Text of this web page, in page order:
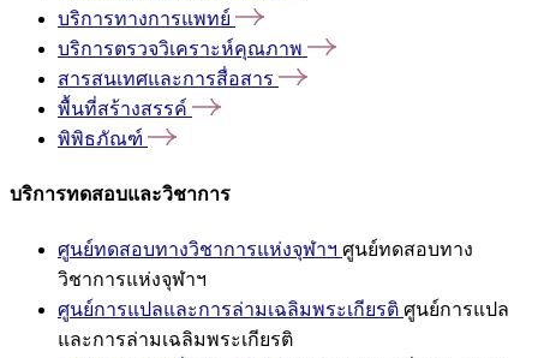
บริการทางการแพทย์
บริการตรวจวิเคราะห์คุณภาพ
สารสนเทศและการสื่อสาร
พื้นที่สร้างสรรค์
พิพิธภัณฑ์
บริการทดสอบและวิชาการ
ศูนย์ทดสอบทางวิชาการแห่งจุฬาฯ ศูนย์ทดสอบทาง
วิชาการแห่งจุฬาฯ
ศูนย์การแปลและการล่ามเฉลิมพระเกียรติ ศูนย์การแปล
และการล่ามเฉลิมพระเกียรติ